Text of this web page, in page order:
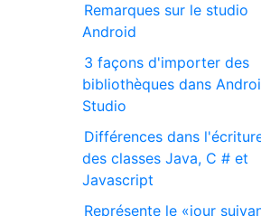
Remarques sur le studio
Android
3 façons d'importer des
bibliothèques dans
Studio
Différences dans
des classes Java, C # et
Javascript
Représente le «jour